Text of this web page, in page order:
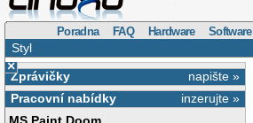
Poradna FAQ Hardware Software
Styl
×
napište »
Zprávičky
inzerujte »
Pracovní nabídky